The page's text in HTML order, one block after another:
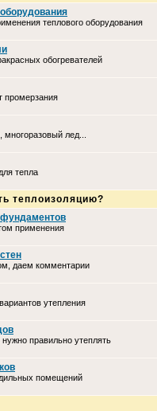
теплового оборудования
обогревателей
промерзания
лед...
тепла
теплоизоляцию?
применения
даем комментарии
утепления
правильно утеплять
помещений